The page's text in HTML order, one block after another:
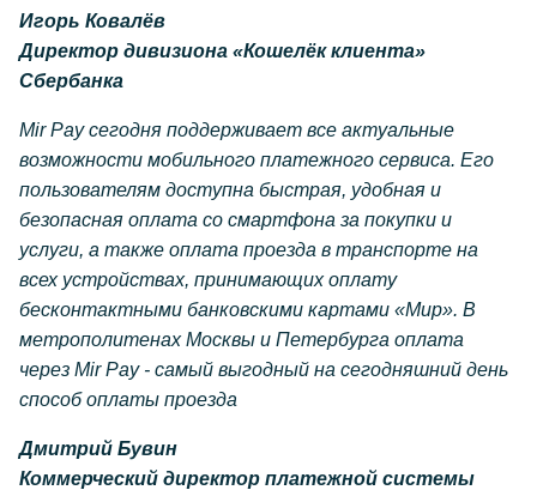
Игорь Ковалёв
Директор дивизиона «Кошелёк клиента»
Сбербанка
Mir Pay сегодня поддерживает все актуальные
возможности мобильного платежного сервиса. Его
пользователям доступна быстрая, удобная и
безопасная оплата со смартфона за покупки и
услуги, а также оплата проезда в транспорте на
всех устройствах, принимающих оплату
бесконтактными банковскими картами «Мир». В
метрополитенах Москвы и Петербурга оплата
через Mir Pay - самый выгодный на сегодняшний день
способ оплаты проезда
Дмитрий Бувин
Коммерческий директор платежной системы